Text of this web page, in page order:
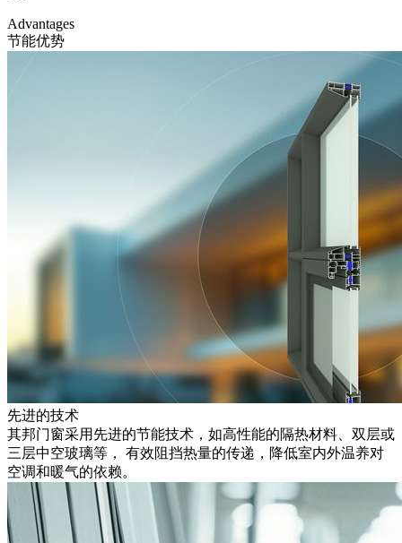
Advantages
节能优势
先进的技术
其邦门窗采用先进的节能技术，如高性能的隔热材料、双层或
三层中空玻璃等， 有效阻挡热量的传递，降低室内外温养对
空调和暖气的依赖。